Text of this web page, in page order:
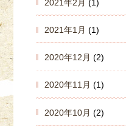
2021年2月 (1)
2021年1月 (1)
2020年12月 (2)
2020年11月 (1)
2020年10月 (2)